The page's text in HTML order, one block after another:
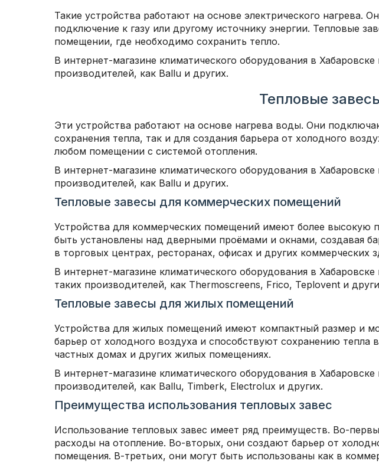
Такие устройства работают на основе электрического нагрева.
подключение к газу или другому источнику энергии. Тепловые
помещении, где необходимо сохранить тепло.
В интернет-магазине климатического оборудования в
производителей, как Ballu и других.
Тепловые
Эти устройства работают на основе нагрева воды. Они
сохранения тепла, так и для создания барьера от холодного
любом помещении с системой отопления.
В интернет-магазине климатического оборудования в
производителей, как Ballu и других.
Тепловые завесы для коммерческих помещений
Устройства для коммерческих помещений имеют более высокую
быть установлены над дверными проёмами и окнами, создавая
в торговых центрах, ресторанах, офисах и других коммерческих
В интернет-магазине климатического оборудования в
таких производителей, как Thermoscreens, Frico, Teplovent и
Тепловые завесы для жилых помещений
Устройства для жилых помещений имеют компактный размер и
барьер от холодного воздуха и способствуют сохранению тепла
частных домах и других жилых помещениях.
В интернет-магазине климатического оборудования в
производителей, как Ballu, Timberk, Electrolux и других.
Преимущества использования тепловых завес
Использование тепловых завес имеет ряд преимуществ. Во-
расходы на отопление. Во-вторых, они создают барьер от
помещения. В-третьих, они могут быть использованы как в